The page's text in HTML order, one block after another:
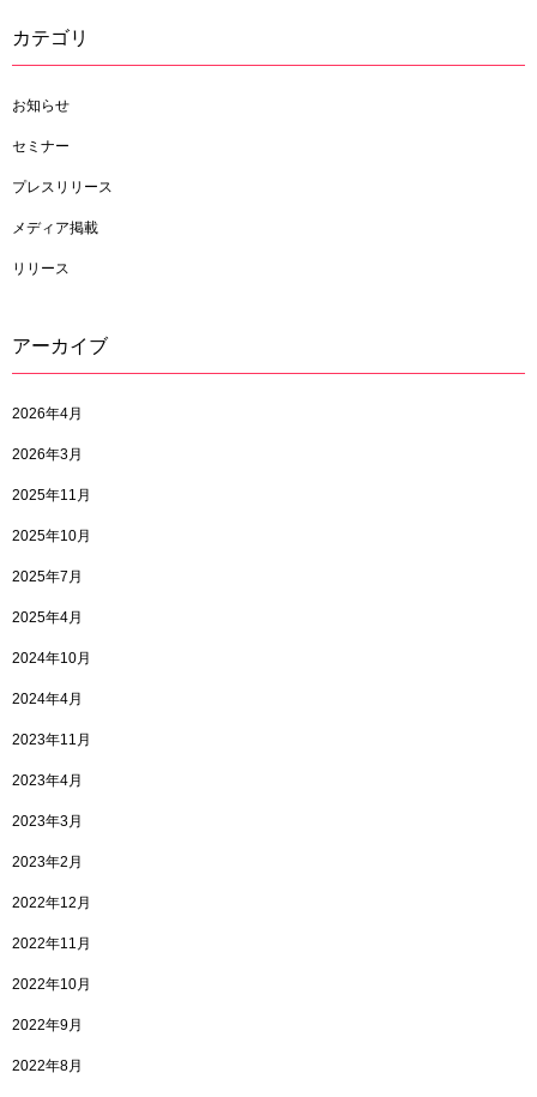
カテゴリ
お知らせ
セミナー
プレスリリース
メディア掲載
リリース
アーカイブ
2026年4月
2026年3月
2025年11月
2025年10月
2025年7月
2025年4月
2024年10月
2024年4月
2023年11月
2023年4月
2023年3月
2023年2月
2022年12月
2022年11月
2022年10月
2022年9月
2022年8月